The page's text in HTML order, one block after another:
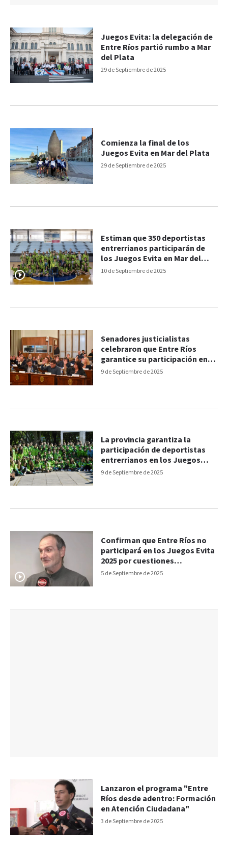
29 de Septiembre de 2025
Juegos Evita: la delegación de
Entre Ríos partió rumbo a Mar
del Plata
29 de Septiembre de 2025
Comienza la final de los
Juegos Evita en Mar del Plata
10 de Septiembre de 2025
Estiman que 350 deportistas
entrerrianos participarán de
los Juegos Evita en Mar del
Plata
9 de Septiembre de 2025
Senadores justicialistas
celebraron que Entre Ríos
garantice su participación en
los Juegos Evita
9 de Septiembre de 2025
La provincia garantiza la
participación de deportistas
entrerrianos en los Juegos
Evita
5 de Septiembre de 2025
Confirman que Entre Ríos no
participará en los Juegos Evita
2025 por cuestiones
presupuestarias
3 de Septiembre de 2025
Lanzaron el programa "Entre
Ríos desde adentro: Formación
en Atención Ciudadana"